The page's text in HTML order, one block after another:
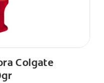
Colgate